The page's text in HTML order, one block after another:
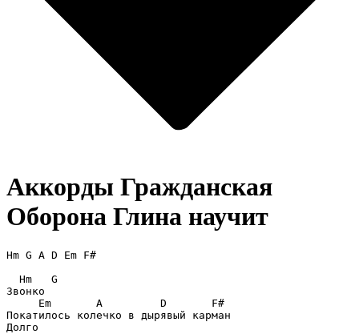
Аккорды Гражданская
Оборона Глина научит
Hm G A D Em F#
  Hm   G
Звонко
     Em       A         D       F#
Покатилось колечко в дырявый карман
Долго